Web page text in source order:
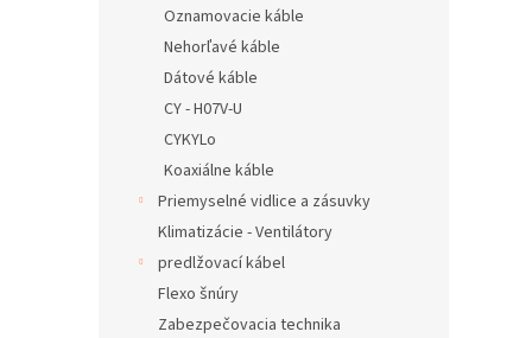
Oznamovacie káble
Nehorľavé káble
Dátové káble
CY - H07V-U
CYKYLo
Koaxiálne káble
Priemyselné vidlice a zásuvky
Klimatizácie - Ventilátory
predlžovací kábel
Flexo šnúry
Zabezpečovacia technika